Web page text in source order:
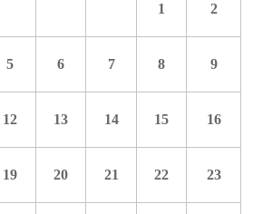
1 2
5 6 7 8 9
12 13 14 15 16
19 20 21 22 23